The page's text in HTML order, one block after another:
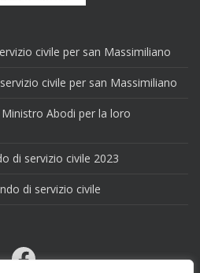
civile per san Massimiliano
civile per san Massimiliano
Ministro Abodi per la loro
di servizio civile 2023
di servizio civile
Facebook